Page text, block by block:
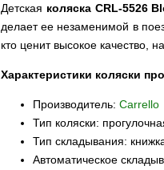
Детская коляска CRL-5526
делает ее незаменимой в
кто ценит высокое качество,
Характеристики коляски
Производитель:Carrello
Тип коляски:
Тип складывания:
Автоматическое